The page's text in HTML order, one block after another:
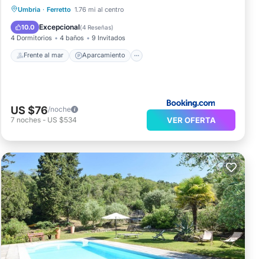
Umbria · Ferretto 1.76 mi al centro
10.0 Excepcional(4 Reseñas)
4 Dormitorios 4 baños 9 Invitados
Frente al mar Aparcamiento
Frente al mar Aparcamiento
Vista al mar
US $76/noche
7 noches - US $534 VER OFERTA